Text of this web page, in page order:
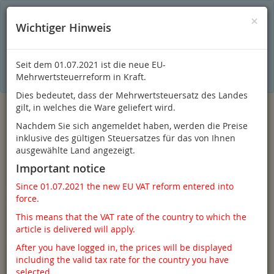
Einkaufserlebnis. Dabei werden beispielsweise die Session-
gespeichert. Ohne Cookies ist der Funktionsumfang des
Online-Shops eingeschränkt.Sind Sie damit nicht
einverstanden, klicken Sie bitte hier.
ToggleMenü
×
Wichtiger Hinweis
Seit dem 01.07.2021 ist die neue EU-
Mehrwertsteuerreform in Kraft.
Dies bedeutet, dass der Mehrwertsteuersatz des Landes
gilt, in welches die Ware geliefert wird.
Nachdem Sie sich angemeldet haben, werden die Preise
inklusive des gültigen Steuersatzes für das von Ihnen
ausgewählte Land angezeigt.
Important notice
Since 01.07.2021 the new EU VAT reform entered into
force.
This means that the VAT rate of the country to which the
article is delivered will apply.
After you have logged in, the prices will be displayed
including the valid tax rate for the country you have